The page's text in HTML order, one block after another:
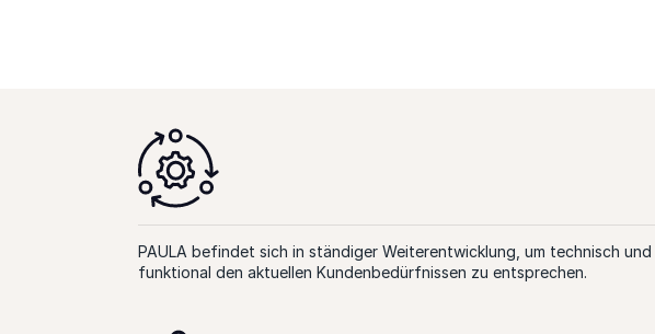
PAULA befindet sich in ständiger Weiterentwicklung, um technisch und
funktional den aktuellen Kundenbedürfnissen zu entsprechen.